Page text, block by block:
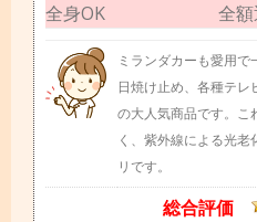
全身OK
全
ミランダカーも愛用
日焼け止め、各種テ
の大人気商品です。こ
く、紫外線による光
リです。
総合評価